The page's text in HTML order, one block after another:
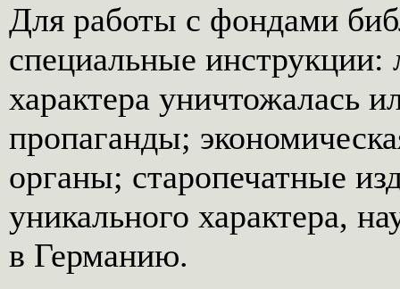
Для работы с фондами
специальные инструкции:
характера уничтожалась
пропаганды;
органы; старопечатные
уникального характера,
в Германию.